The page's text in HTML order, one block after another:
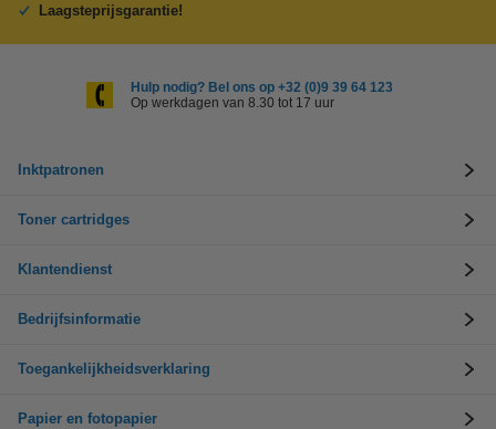
Laagsteprijsgarantie!
Hulp nodig? Bel ons op +32 (0)9 39 64 123
Op werkdagen van 8.30 tot 17 uur
Inktpatronen
Toner cartridges
Klantendienst
Bedrijfsinformatie
Toegankelijkheidsverklaring
Papier en fotopapier